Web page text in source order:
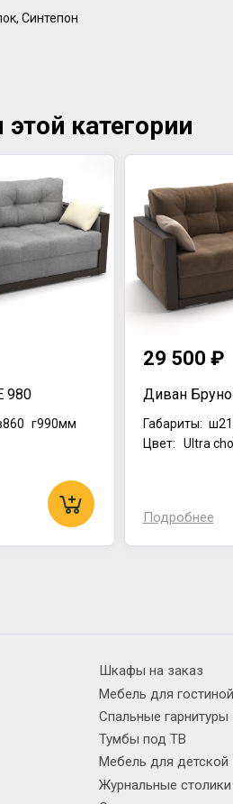
Синтепон
категории
980
г990мм
29 500 ₽
Диван Бруно
Габариты:
Цвет: Ultra
Подробнее
Шкафы на заказ
Мебель для гостиной
Спальные гарнитуры
Тумбы под ТВ
Мебель для детской
Журнальные столики